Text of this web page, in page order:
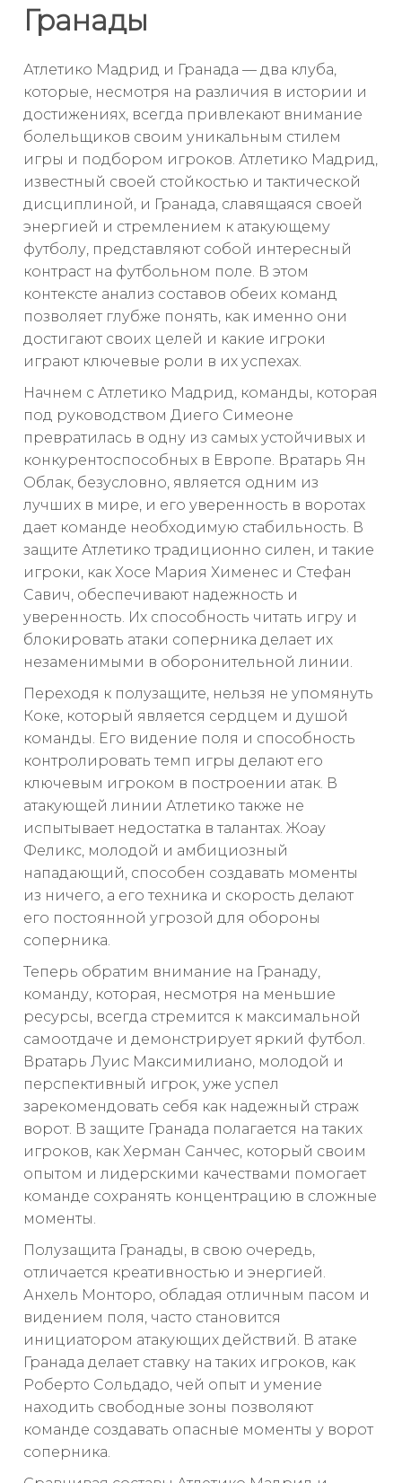
Гранады
Атлетико Мадрид и Гранада — два клуба,
которые, несмотря на различия в истории и
достижениях, всегда привлекают внимание
болельщиков своим уникальным стилем
игры и подбором игроков. Атлетико Мадрид,
известный своей стойкостью и тактической
дисциплиной, и Гранада, славящаяся своей
энергией и стремлением к атакующему
футболу, представляют собой интересный
контраст на футбольном поле. В этом
контексте анализ составов обеих команд
позволяет глубже понять, как именно они
достигают своих целей и какие игроки
играют ключевые роли в их успехах.
Начнем с Атлетико Мадрид, команды, которая
под руководством Диего Симеоне
превратилась в одну из самых устойчивых и
конкурентоспособных в Европе. Вратарь Ян
Облак, безусловно, является одним из
лучших в мире, и его уверенность в воротах
дает команде необходимую стабильность. В
защите Атлетико традиционно силен, и такие
игроки, как Хосе Мария Хименес и Стефан
Савич, обеспечивают надежность и
уверенность. Их способность читать игру и
блокировать атаки соперника делает их
незаменимыми в оборонительной линии.
Переходя к полузащите, нельзя не упомянуть
Коке, который является сердцем и душой
команды. Его видение поля и способность
контролировать темп игры делают его
ключевым игроком в построении атак. В
атакующей линии Атлетико также не
испытывает недостатка в талантах. Жоау
Феликс, молодой и амбициозный
нападающий, способен создавать моменты
из ничего, а его техника и скорость делают
его постоянной угрозой для обороны
соперника.
Теперь обратим внимание на Гранаду,
команду, которая, несмотря на меньшие
ресурсы, всегда стремится к максимальной
самоотдаче и демонстрирует яркий футбол.
Вратарь Луис Максимилиано, молодой и
перспективный игрок, уже успел
зарекомендовать себя как надежный страж
ворот. В защите Гранада полагается на таких
игроков, как Херман Санчес, который своим
опытом и лидерскими качествами помогает
команде сохранять концентрацию в сложные
моменты.
Полузащита Гранады, в свою очередь,
отличается креативностью и энергией.
Анхель Монторо, обладая отличным пасом и
видением поля, часто становится
инициатором атакующих действий. В атаке
Гранада делает ставку на таких игроков, как
Роберто Сольдадо, чей опыт и умение
находить свободные зоны позволяют
команде создавать опасные моменты у ворот
соперника.